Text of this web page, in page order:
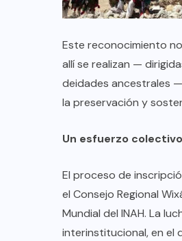
Este reconocimiento
allí se realizan —
deidades ancestrales
la preservación y
Un esfuerzo
El proceso de
el Consejo Regional
Mundial del INAH. La
interinstitucional, en el